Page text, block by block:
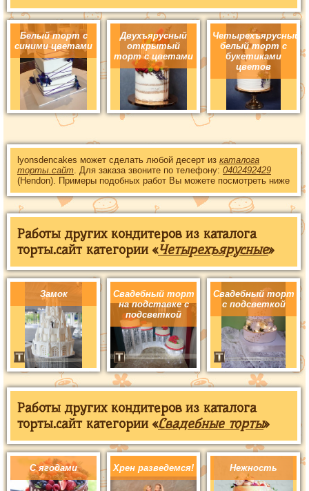
Белый торт с
синими цветами
Двухъярусный
открытый
торт с цветами
Четырехъярусный
белый торт с
букетиками
цветов
lyonsdencakes может сделать любой десерт из каталога
торты.сайт. Для заказа звоните по телефону: 0402492429
(Hendon). Примеры подобных работ Вы можете посмотреть ниже
Работы других кондитеров из каталога
торты.сайт категории «Четырехъярусные»
Замок
Свадебный торт
на подставке с
подсветкой
Свадебный торт
с подсветкой
Работы других кондитеров из каталога
торты.сайт категории «Свадебные торты»
С ягодами Хрен разведемся! Нежность